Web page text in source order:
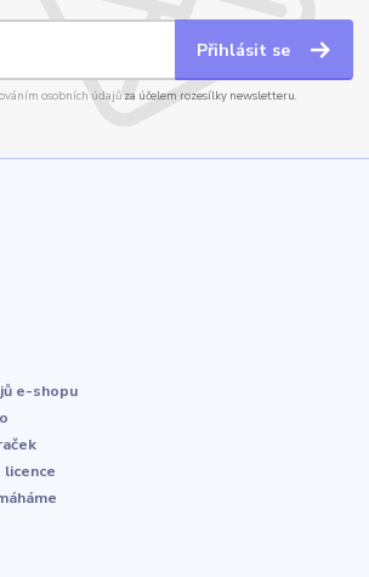
Přihlásit se
osobních údajůza účelem rozesílky newsletteru.
e-shopu
licence